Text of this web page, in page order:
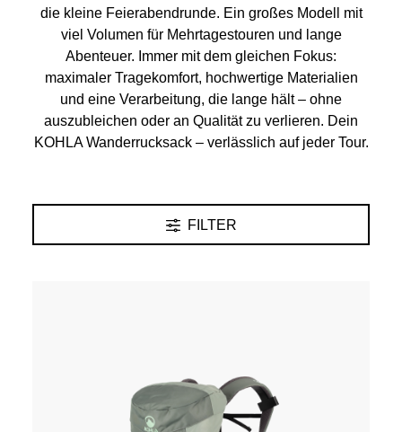
die kleine Feierabendrunde. Ein großes Modell mit
viel Volumen für Mehrtagestouren und lange
Abenteuer. Immer mit dem gleichen Fokus:
maximaler Tragekomfort, hochwertige Materialien
und eine Verarbeitung, die lange hält – ohne
auszubleichen oder an Qualität zu verlieren. Dein
KOHLA Wanderrucksack – verlässlich auf jeder Tour.
FILTER